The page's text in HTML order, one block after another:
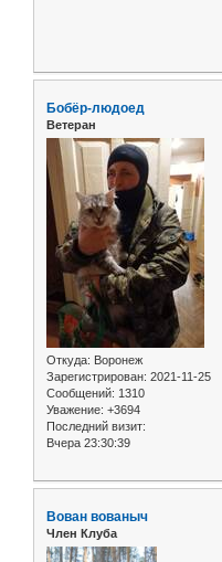
Бобёр-людоед
Ветеран
Откуда: Воронеж
Зарегистрирован: 2021-11-25
Сообщений: 1310
Уважение: +3694
Последний визит:
Вчера 23:30:39
Вован вованыч
Член Клуба